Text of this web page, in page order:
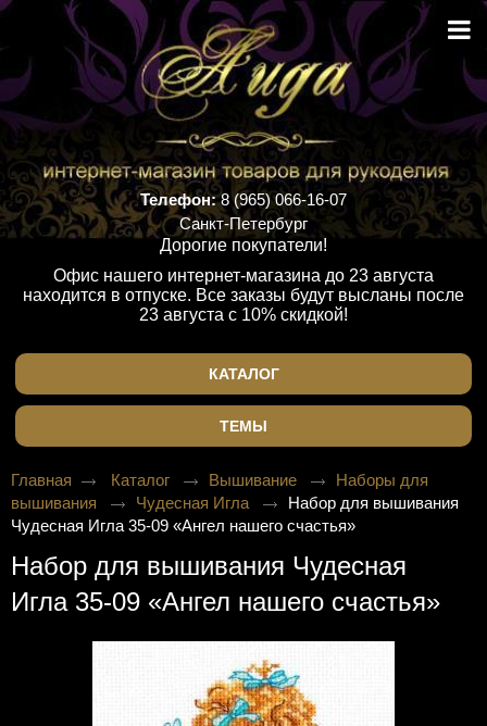
Телефон:8 (965) 066-16-07
Санкт-Петербург
Дорогие покупатели!
Офис нашего интернет-магазина до 23 августа
находится в отпуске. Все заказы будут высланы после
23 августа с 10% скидкой!
КАТАЛОГ
ТЕМЫ
Главная Каталог Вышивание
Наборы для
вышивания
Чудесная Игла
Набор для вышивания
Чудесная Игла 35-09 «Ангел нашего счастья»
Набор для вышивания Чудесная
Игла 35-09 «Ангел нашего счастья»